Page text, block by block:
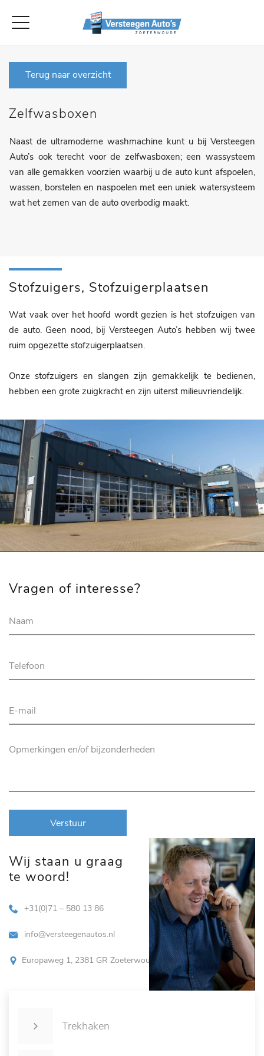
Terug naar overzicht
Zelfwasboxen
Naast de ultramoderne washmachine kunt u bij Versteegen
Auto’s ook terecht voor de zelfwasboxen; een wassysteem
van alle gemakken voorzien waarbij u de auto kunt afspoelen,
wassen, borstelen en naspoelen met een uniek watersysteem
wat het zemen van de auto overbodig maakt.
Stofzuigers, Stofzuigerplaatsen
Wat vaak over het hoofd wordt gezien is het stofzuigen van
de auto. Geen nood, bij Versteegen Auto’s hebben wij twee
ruim opgezette stofzuigerplaatsen.
Onze stofzuigers en slangen zijn gemakkelijk te bedienen,
hebben een grote zuigkracht en zijn uiterst milieuvriendelijk.
Vragen of interesse?
Verstuur
Wij staan u graag
te woord!
+31(0)71 – 580 13 86
info@versteegenautos.nl
Europaweg 1, 2381 GR Zoeterwoude
Trekhaken